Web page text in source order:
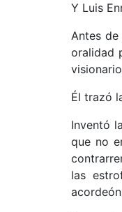
Y Luis
Antes
oralidad
Él trazó
Inventó
que no
las